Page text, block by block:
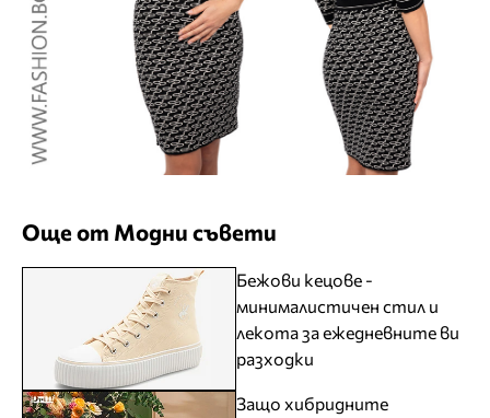
Още от Модни съвети
Бежови кецове -
минималистичен стил и
лекота за ежедневните ви
разходки
Защо хибридните